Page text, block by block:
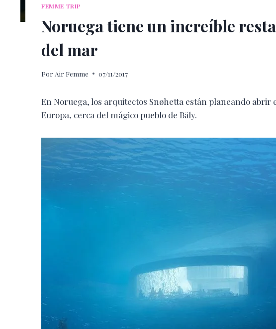
FEMME TRIP
Noruega tiene un increíble
del mar
Por Air Femme 07/11/2017
En Noruega, los arquitectos Snøhetta están planeando
Europa, cerca del mágico pueblo de Båly.